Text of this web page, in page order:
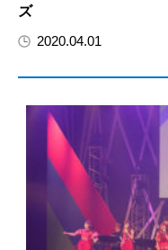
ズ
2020.04.01